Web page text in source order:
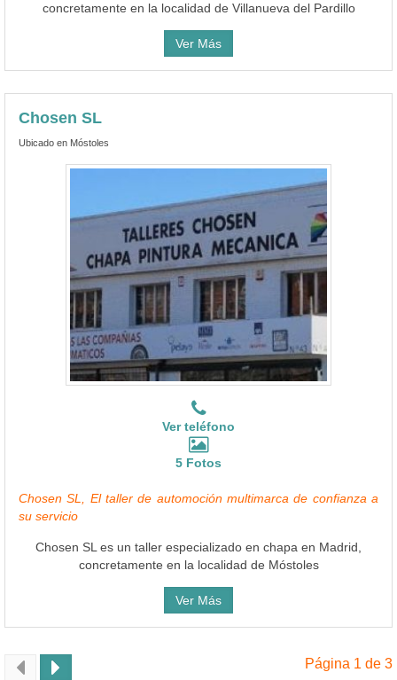
concretamente en la localidad de Villanueva del Pardillo
Ver Más
Chosen SL
Ubicado en Móstoles
Ver teléfono
5 Fotos
Chosen SL, El taller de automoción multimarca de confianza a
su servicio
Chosen SL es un taller especializado en chapa en Madrid,
concretamente en la localidad de Móstoles
Ver Más
Página 1 de 3